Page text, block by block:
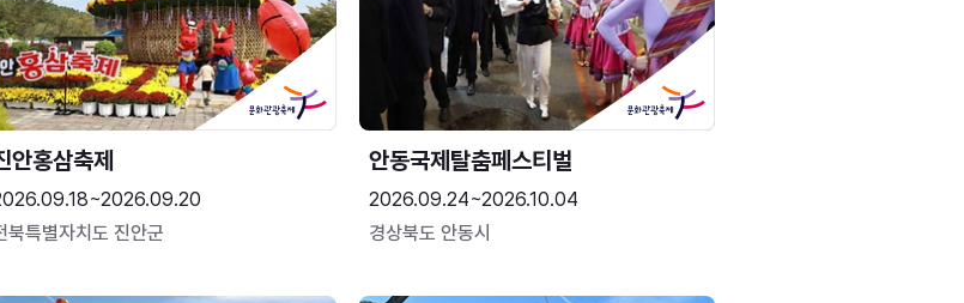
안홍삼축제
북특별자치도 진안군
안동국제탈춤페스티벌
2026.09.24~2026.10.04
경상북도 안동시